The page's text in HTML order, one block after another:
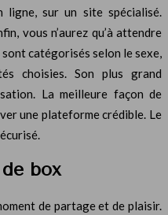
ligne, sur un site spécialisé.
vous n’aurez qu’à attendre
catégorisés selon le sexe,
choisies. Son plus grand
La meilleure façon de
une plateforme crédible. Le
box
de partage et de plaisir.